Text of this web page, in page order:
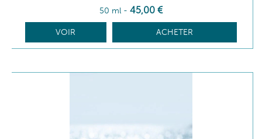
50 ml - 45,00 €
VOIR ACHETER